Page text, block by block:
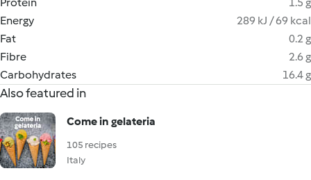
Energy
289 kJ / 69 kcal
Fat
0.2 g
Fibre
2.6 g
Carbohydrates
16.4 g
Also featured in
Come in gelateria
105 recipes
Italy